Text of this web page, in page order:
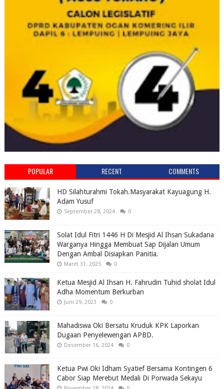
POPULAR RECENT COMMENTS
HD Silahturahmi Tokah.Masyarakat Kayuagung H.
Adam Yusuf
September 28, 2024 0
Solat Idul Fitri 1446 H Di Mesjid Al Ihsan Sukadana
Warganya Hingga Membuat Sap Dijalan Umum
Dengan Ambal Disiapkan Panitia.
Maret 31, 2025 0
Ketua Mesjid Al Ihsan H. Fahrudin Tuhid sholat Idul
Adha Momentum Berkurban
Juni 29, 2023 0
Mahadiswa Oki Bersatu Kruduk KPK Laporkan
Dugaan Penyelewengan APBD.
Desember 16, 2024 0
Ketua Pwi Oki Idham Syatief Bersama Kontingen 6
Cabor Siap Merebut Medali Di Porwada Sekayu